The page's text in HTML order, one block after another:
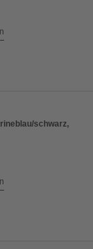
schwarz,